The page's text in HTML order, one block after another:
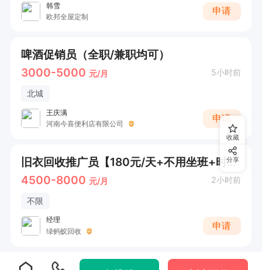
韩雪
欧邦全屋定制
申请
啤酒促销员（全职/兼职均可）
3000-5000 元/月 5小时前
北城
王庆满
河南今喜便利店有限公司
申请
旧衣回收推广员【180元/天+不用坐班+时间自由】
4500-8000 元/月 2小时前
不限
经理
绿蚂蚁回收
申请
收藏
分享